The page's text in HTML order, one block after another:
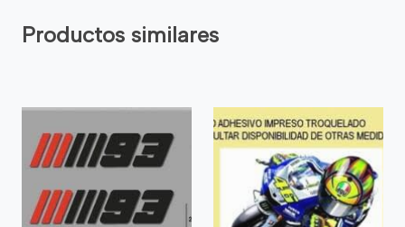
Productos similares